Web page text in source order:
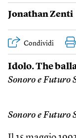
Jonathan Zenti
Condividi
Idolo. The
Sonoro e Futuro
Sonoro e Futuro